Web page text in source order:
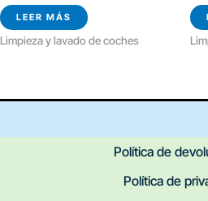
LEER MÁS
Limpieza y lavado de coches
Política de
Política de